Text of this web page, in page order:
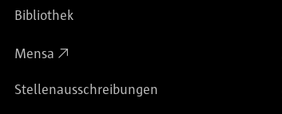
Bibliothek
Mensa
Stellenausschreibungen